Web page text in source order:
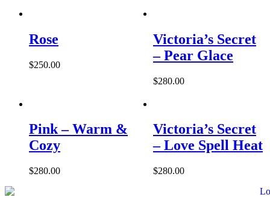
Rose
$250.00
Victoria’s Secret
– Pear Glace
$280.00
Pink – Warm &
Cozy
$280.00
Victoria’s Secret
– Love Spell Heat
$280.00